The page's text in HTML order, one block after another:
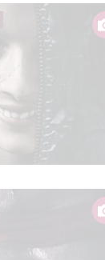
Udělením
možnost: